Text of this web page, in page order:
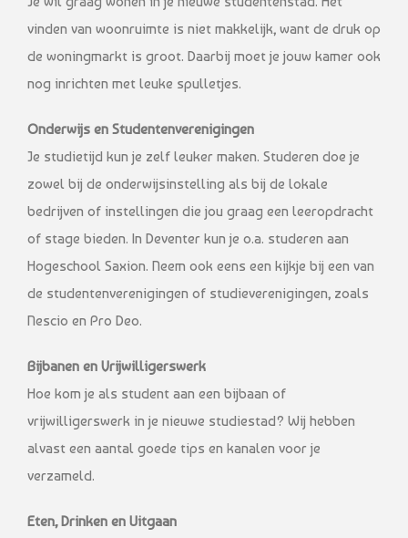
vinden van woonruimte is niet makkelijk, want de druk op
de woningmarkt is groot. Daarbij moet je jouw kamer ook
nog inrichten met leuke spulletjes.
Onderwijs en Studentenverenigingen
Je studietijd kun je zelf leuker maken. Studeren doe je
zowel bij de onderwijsinstelling als bij de lokale
bedrijven of instellingen die jou graag een leeropdracht
of stage bieden. In Deventer kun je o.a. studeren aan
Hogeschool Saxion. Neem ook eens een kijkje bij een van
de studentenverenigingen of studieverenigingen, zoals
Nescio en Pro Deo.
Bijbanen en Vrijwilligerswerk
Hoe kom je als student aan een bijbaan of
vrijwilligerswerk in je nieuwe studiestad? Wij hebben
alvast een aantal goede tips en kanalen voor je
verzameld.
Eten, Drinken en Uitgaan